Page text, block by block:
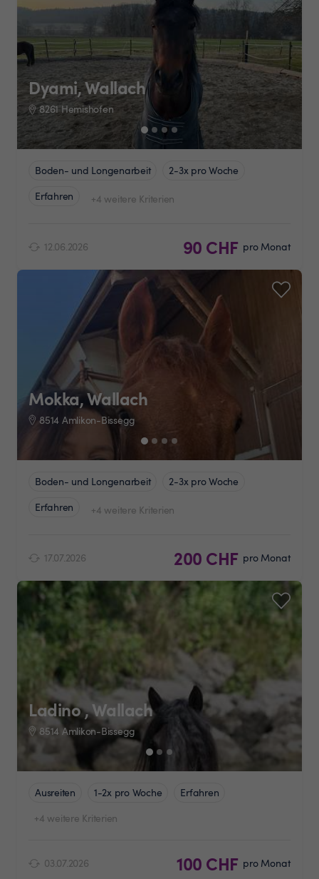
Dyami, Wallach
8261 Hemishofen
Boden- und Longenarbeit
2-3x pro Woche
Erfahren
+4 weitere Kriterien
12.06.2026 90 CHF pro Monat
Mokka, Wallach
8514 Amlikon-Bissegg
Boden- und Longenarbeit
2-3x pro Woche
Erfahren
+4 weitere Kriterien
17.07.2026 200 CHF pro Monat
Ladino , Wallach
8514 Amlikon-Bissegg
Ausreiten 1-2x pro Woche
Erfahren
+4 weitere Kriterien
03.07.2026 100 CHF pro Monat